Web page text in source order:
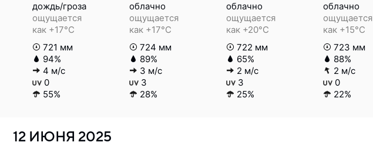
дождь/гроза
ощущается
как +17°C
721 мм
94%
4 м/с
0
55%
облачно
ощущается
как +17°C
724 мм
89%
3 м/с
3
28%
облачно
ощущается
как +20°C
722 мм
65%
2 м/с
3
25%
облачно
ощущается
как +15°C
723 мм
88%
2 м/с
0
22%
12 ИЮНЯ 2025